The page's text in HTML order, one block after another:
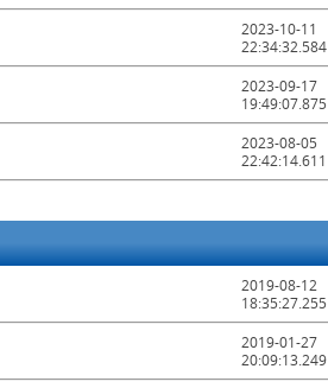
2023-10-11
22:34:32.584
2023-09-17
19:49:07.875
2023-08-05
22:42:14.611
2019-08-12
18:35:27.255
2019-01-27
20:09:13.249